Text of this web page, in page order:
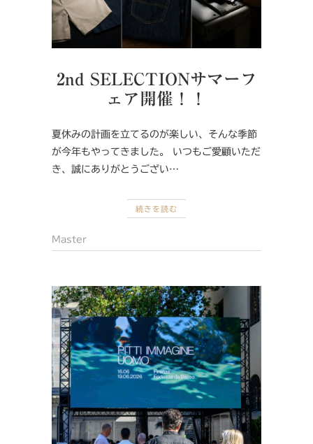
2nd SELECTIONサマーフ
ェア開催！！
夏休みの計画を立てるのが楽しい、そんな季節
が今年もやってきました。 いつもご愛顧いただ
き、誠にありがとうござい…
続きを読む
Master